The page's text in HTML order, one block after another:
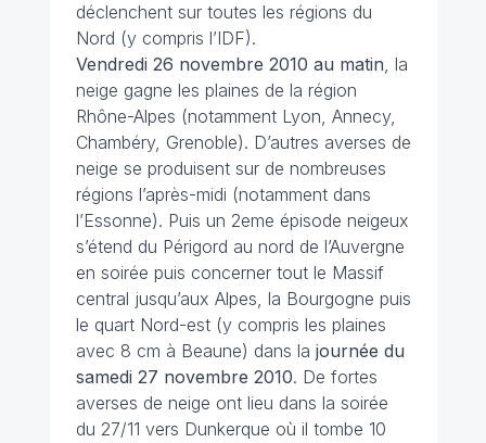
déclenchent sur toutes les régions du
Nord (y compris l’IDF).
Vendredi 26 novembre 2010 au matin, la
neige gagne les plaines de la région
Rhône-Alpes (notamment Lyon, Annecy,
Chambéry, Grenoble). D’autres averses de
neige se produisent sur de nombreuses
régions l’après-midi (notamment dans
l’Essonne). Puis un 2eme épisode neigeux
s’étend du Périgord au nord de l’Auvergne
en soirée puis concerner tout le Massif
central jusqu’aux Alpes, la Bourgogne puis
le quart Nord-est (y compris les plaines
avec 8 cm à Beaune) dans la journée du
samedi 27 novembre 2010. De fortes
averses de neige ont lieu dans la soirée
du 27/11 vers Dunkerque où il tombe 10